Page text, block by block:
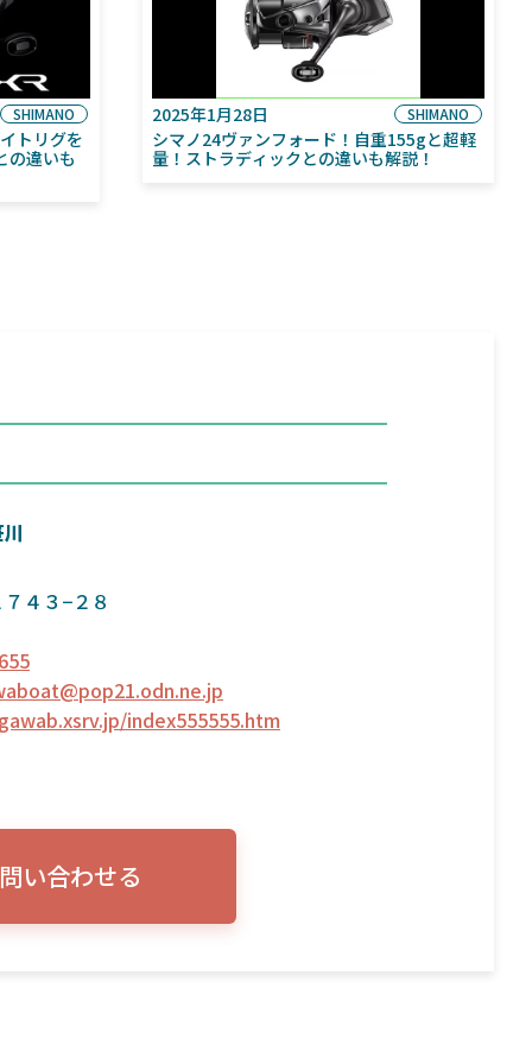
SHIMANO
トリグを
の違いも
2025年1月28日 SHIMANO
シマノ24ヴァンフォード！自重155gと超軽
量！ストラディックとの違いも解説！
４３−２８
index555555.htm
い合わせる